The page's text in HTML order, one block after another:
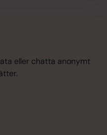
eller chatta anonymt